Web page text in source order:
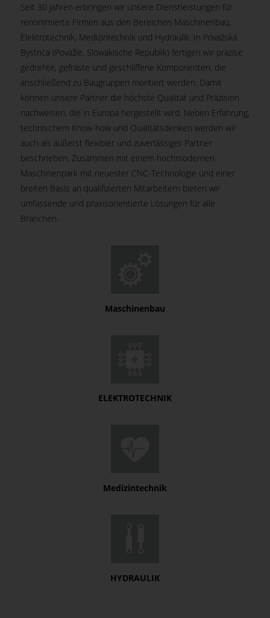
Seit 30 Jahren erbringen wir unsere Dienstleistungen für
renommierte Firmen aus den Bereichen Maschinenbau,
Elektrotechnik, Medizintechnik und Hydraulik. In Považská
Bystrica (Považie, Slowakische Republik) fertigen wir präzise
gedrehte, gefräste und geschliffene Komponenten, die
anschließend zu Baugruppen montiert werden. Damit
können unsere Partner die höchste Qualität und Präzision
nachweisen, die in Europa hergestellt wird. Neben Erfahrung,
technischem Know-how und Qualitätsdenken werden wir
auch als äußerst flexibler und zuverlässiger Partner
beschrieben. Zusammen mit einem hochmodernen
Maschinenpark mit neuester CNC-Technologie und einer
breiten Basis an qualifizierten Mitarbeitern bieten wir
umfassende und praxisorientierte Lösungen für alle
Branchen.
Maschinenbau
ELEKTROTECHNIK
Medizintechnik
HYDRAULIK